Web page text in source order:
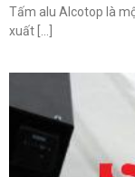
Tấm alu Alcotop là
xuất [...]